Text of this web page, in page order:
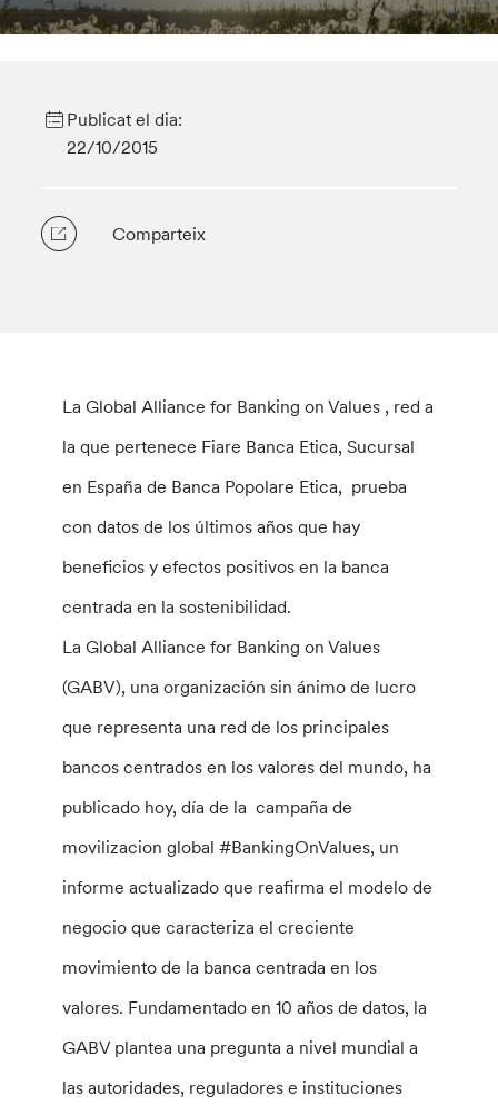
Publicat el dia:
22/10/2015
Comparteix
La Global Alliance for Banking on Values , red a
la que pertenece Fiare Banca Etica, Sucursal
en España de Banca Popolare Etica, prueba
con datos de los últimos años que hay
beneficios y efectos positivos en la banca
centrada en la sostenibilidad.
La Global Alliance for Banking on Values
(GABV), una organización sin ánimo de lucro
que representa una red de los principales
bancos centrados en los valores del mundo, ha
publicado hoy, día de la campaña de
movilizacion global #BankingOnValues, un
informe actualizado que reafirma el modelo de
negocio que caracteriza el creciente
movimiento de la banca centrada en los
valores. Fundamentado en 10 años de datos, la
GABV plantea una pregunta a nivel mundial a
las autoridades, reguladores e instituciones